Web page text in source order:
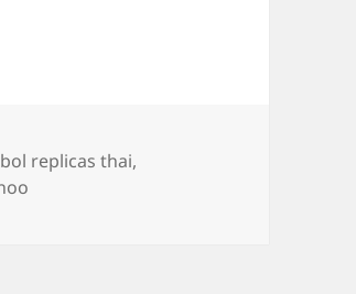
replicas thai,